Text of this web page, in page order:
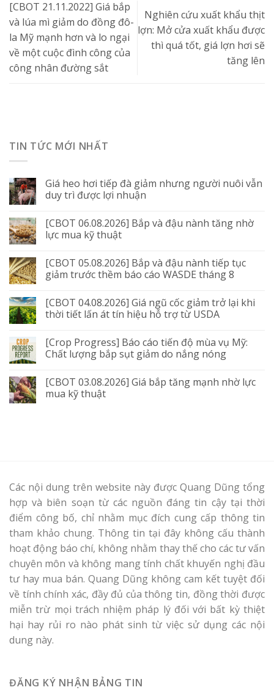
[CBOT 21.11.2022] Giá bắp
và lúa mì giảm do đồng đô-
la Mỹ mạnh hơn và lo ngại
về một cuộc đình công của
công nhân đường sắt
Nghiên cứu xuất khẩu thịt
lợn: Mở cửa xuất khẩu được
thì quá tốt, giá lợn hơi sẽ
tăng lên
TIN TỨC MỚI NHẤT
Giá heo hơi tiếp đà giảm nhưng người nuôi vẫn
duy trì được lợi nhuận
[CBOT 06.08.2026] Bắp và đậu nành tăng nhờ
lực mua kỹ thuật
[CBOT 05.08.2026] Bắp và đậu nành tiếp tục
giảm trước thềm báo cáo WASDE tháng 8
[CBOT 04.08.2026] Giá ngũ cốc giảm trở lại khi
thời tiết lấn át tín hiệu hỗ trợ từ USDA
[Crop Progress] Báo cáo tiến độ mùa vụ Mỹ:
Chất lượng bắp sụt giảm do nắng nóng
[CBOT 03.08.2026] Giá bắp tăng mạnh nhờ lực
mua kỹ thuật
Các nội dung trên website này được Quang Dũng tổng
hợp và biên soạn từ các nguồn đáng tin cậy tại thời
điểm công bố, chỉ nhằm mục đích cung cấp thông tin
tham khảo chung. Thông tin tại đây không cấu thành
hoạt động báo chí, không nhằm thay thế cho các tư vấn
chuyên môn và không mang tính chất khuyến nghị đầu
tư hay mua bán. Quang Dũng không cam kết tuyệt đối
về tính chính xác, đầy đủ của thông tin, đồng thời được
miễn trừ mọi trách nhiệm pháp lý đối với bất kỳ thiệt
hại hay rủi ro nào phát sinh từ việc sử dụng các nội
dung này.
ĐĂNG KÝ NHẬN BẢNG TIN